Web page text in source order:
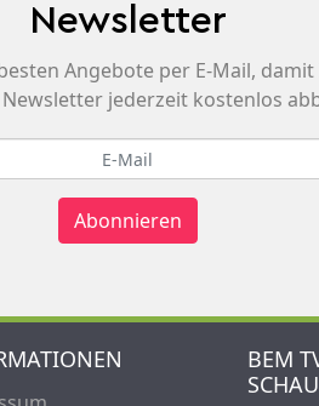
Newsletter
Angebote per E-Mail,
jederzeit kostenlos
Abonnieren
BEM